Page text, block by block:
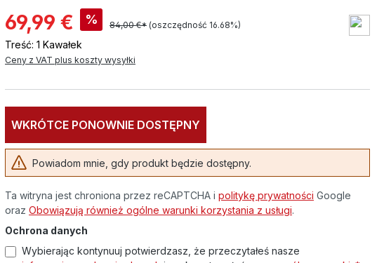
69,99 € % 84,00 €* (oszczędność 16.68%)
Treść: 1 Kawałek
Ceny z VAT plus koszty wysyłki
WKRÓTCE PONOWNIE DOSTĘPNY
Powiadom mnie, gdy produkt będzie dostępny.
Ta witryna jest chroniona przez reCAPTCHA i politykę prywatności Google
oraz Obowiązują również ogólne warunki korzystania z usługi.
Ochrona danych
Wybierając kontynuuj potwierdzasz, że przeczytałeś nasze